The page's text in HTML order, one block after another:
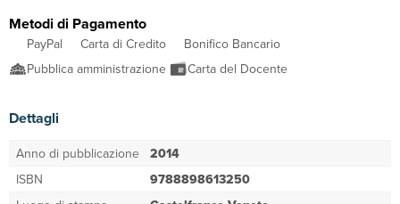
Metodi di Pagamento
PayPal Carta di Credito
Bonifico Bancario
Pubblica amministrazione
Carta del Docente
Dettagli
Anno di pubblicazione 2014
ISBN
9788898613250